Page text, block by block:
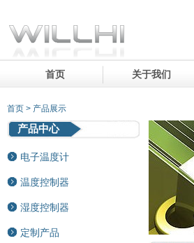
首页 关于我们
首页 > 产品展示
产品中心
电子温度计
温度控制器
湿度控制器
定制产品